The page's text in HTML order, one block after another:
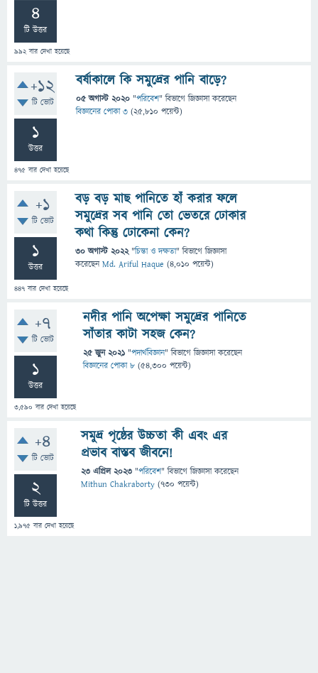
4
টি উত্তর
992 বার দেখা হয়েছে
+12
টি ভোট
1
উত্তর
475 বার দেখা হয়েছে
বর্ষাকালে কি সমুদ্রের পানি বাড়ে?
05 অগাস্ট 2020 "পরিবেশ" বিভাগে জিজ্ঞাসাকরেছেন
বিজ্ঞানের পোকা ৩ (25,810 পয়েন্ট)
+1
টি ভোট
1
উত্তর
447 বার দেখা হয়েছে
বড় বড় মাছ পানিতে হাঁ করার ফলে
সমুদ্রের সব পানি তো ভেতরে ঢোকার
কথা কিন্তু ঢোকেনা কেন?
30 অগাস্ট 2022 "চিন্তা ও দক্ষতা" বিভাগে জিজ্ঞাসা
করেছেনMd. Ariful Haque (4,010 পয়েন্ট)
+7
টি ভোট
1
উত্তর
3,590 বার দেখা হয়েছে
নদীর পানি অপেক্ষা সমুদ্রের পানিতে
সাঁতার কাটা সহজ কেন?
25 জুন 2021 "পদার্থবিজ্ঞান" বিভাগে জিজ্ঞাসাকরেছেন
বিজ্ঞানের পোকা ৮ (54,300 পয়েন্ট)
+4
টি ভোট
2
টি উত্তর
1,975 বার দেখা হয়েছে
সমুদ্র পৃষ্ঠের উচ্চতা কী এবং এর
প্রভাব বাস্তব জীবনে!
23 এপ্রিল 2023 "পরিবেশ" বিভাগে জিজ্ঞাসাকরেছেন
Mithun Chakraborty (730 পয়েন্ট)